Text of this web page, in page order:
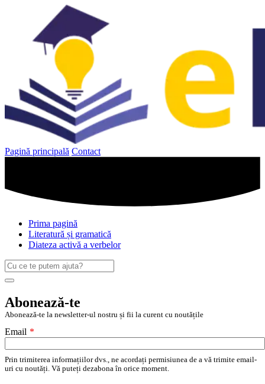
Pagină principală Contact
Prima pagină
Literatură și gramatică
Diateza activă a verbelor
Caută
după:
Search
Abonează-te
Abonează-te la newsletter-ul nostru și fii la curent cu noutățile
Email *
Prin trimiterea informațiilor dvs., ne acordați permisiunea de a vă trimite email-
uri cu noutăți. Vă puteți dezabona în orice moment.